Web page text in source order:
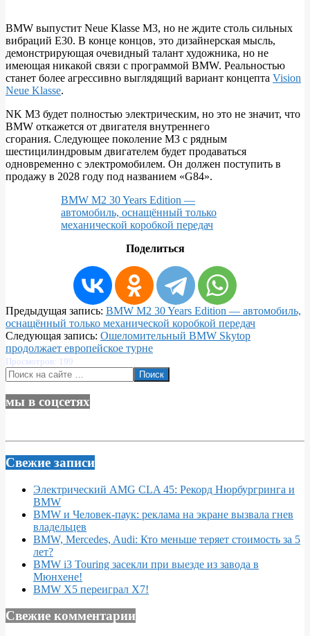
BMW выпустит Neue Klasse M3, но не ждите столь сильных
вибраций E30. В конце концов, это дизайнерская мысль,
демонстрирующая очевидный талант художника, но не
имеющая никакой связи с программой BMW. Реальностью
станет более агрессивно выглядящий вариант концепта Vision
Neue Klasse.
NK M3 будет полностью электрическим, но это не значит, что
BMW откажется от двигателя внутреннего
сгорания. Следующее поколение M3 с рядным
шестицилиндровым двигателем будет продаваться
одновременно с электромобилем. Он должен поступить в
продажу в 2028 году под названием «G84».
BMW M2 30 Years Edition —
автомобиль, оснащённый только
механической коробкой передач
Поделиться
2024-
10-
28
Предыдущая запись: BMW M2 30 Years Edition — автомобиль,
оснащённый только механической коробкой передач
Следующая запись: Ошеломительный BMW Skytop
продолжает европейское турне
Просмотров: 199
Поиск
мы в соцсетях
Свежие записи
Электрический AMG CLA 45: Рекорд Нюрбургринга и
BMW
BMW и Человек-паук: реклама на экране вызвала гнев
владельцев
BMW, Mercedes, Audi: Кто меньше теряет стоимость за 5
лет?
BMW i3 Touring засекли при выезде из завода в
Мюнхене!
BMW X5 переиграл X7!
Свежие комментарии